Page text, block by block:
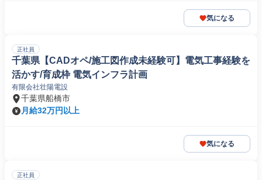
気になる
正社員
千葉県【CADオペ/施工図作成未経験可】電気工事経験を
活かす/育成枠 電気インフラ計画
有限会社壮陽電設
千葉県船橋市
月給32万円以上
気になる
正社員